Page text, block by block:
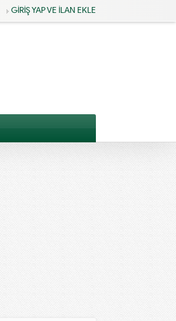
GİRİŞ YAP VE İLAN EKLE